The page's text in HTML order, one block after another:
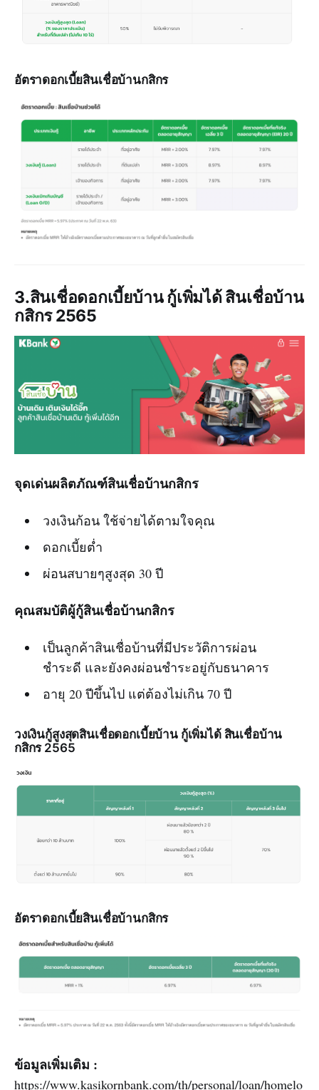
อัตราดอกเบี้ยสินเชื่อบ้านกสิกร
3.สินเชื่อดอกเบี้ยบ้าน กู้เพิ่มได้ สินเชื่อบ้าน
กสิกร 2565
จุดเด่นผลิตภัณฑ์สินเชื่อบ้านกสิกร
วงเงินก้อน ใช้จ่ายได้ตามใจคุณ
ดอกเบี้ยต่ำ
ผ่อนสบายๆสูงสุด 30 ปี
คุณสมบัติผู้กู้สินเชื่อบ้านกสิกร
เป็นลูกค้าสินเชื่อบ้านที่มีประวัติการผ่อน
ชำระดี และยังคงผ่อนชำระอยู่กับธนาคาร
อายุ 20 ปีขึ้นไป แต่ต้องไม่เกิน 70 ปี
วงเงินกู้สูงสุดสินเชื่อดอกเบี้ยบ้าน กู้เพิ่มได้ สินเชื่อบ้าน
กสิกร 2565
อัตราดอกเบี้ยสินเชื่อบ้านกสิกร
ข้อมูลเพิ่มเติม :
https://www.kasikornbank.com/th/personal/loan/homelo